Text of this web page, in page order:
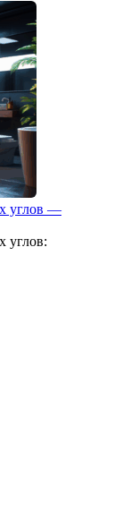
углов —
углов: